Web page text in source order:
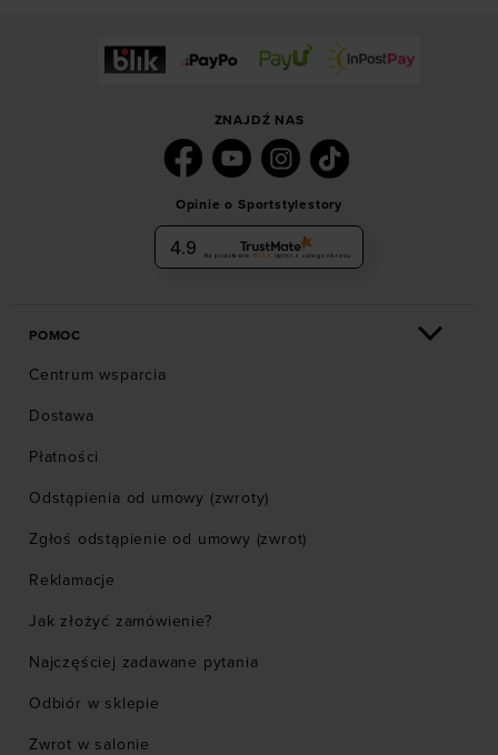
ZNAJDŹ NAS
Opinie o Sportstylestory
4.9 Na podstawie 6036 opinii z całego okresu
POMOC
Centrum wsparcia
Dostawa
Płatności
Odstąpienia od umowy (zwroty)
Zgłoś odstąpienie od umowy (zwrot)
Reklamacje
Jak złożyć zamówienie?
Najczęściej zadawane pytania
Odbiór w sklepie
Zwrot w salonie